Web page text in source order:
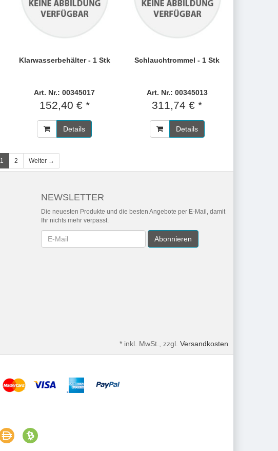
Klarwasserbehälter - 1 Stk
Art. Nr.: 00345017
152,40 € *
Details
Schlauchtrommel - 1 Stk
Art. Nr.: 00345013
311,74 € *
Details
1 2 Weiter →
NEWSLETTER
Die neuesten Produkte und die besten Angebote per E-Mail, damit
Ihr nichts mehr verpasst.
Newsletter Abonnieren
* inkl. MwSt., zzgl. Versandkosten